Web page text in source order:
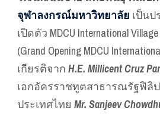
จุฬาลงกรณ์มหาวิทยาลัย เป็นป
เปิดตัว MDCU International
(Grand Opening MDCU
เกียรติจาก H.E. Millicent Cruz
เอกอัครราชทูตสาธารณรัฐฟิลิ
ประเทศไทย Mr. Sanjeev